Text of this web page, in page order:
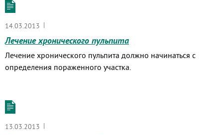
14.03.2013 |
Лечение хронического пульпита
Лечение хронического пульпита должно начинаться с
определения пораженного участка.
13.03.2013 |